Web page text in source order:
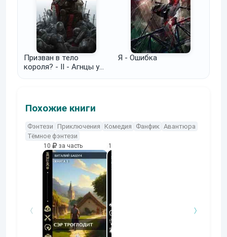
Призван в тело
короля? - II - Агнцы у
Я - Ошибка
Похожие книги
Фэнтези Приключения Комедия Фанфик Авантюра
Тёмное фэнтези
10 за часть 10